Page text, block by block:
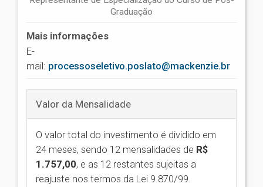
Graduação
Mais informações
E-
mail: processoseletivo.poslato@mackenzie.br
Valor da Mensalidade
O valor total do investimento é dividido em
24 meses, sendo 12 mensalidades de R$
1.757,00, e as 12 restantes sujeitas a
reajuste nos termos da Lei 9.870/99.